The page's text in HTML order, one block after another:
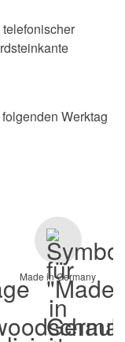
Werktag
Made in Germany